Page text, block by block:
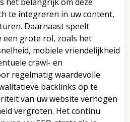
te integreren in uw content,
Daarnaast speelt
een grote rol, zoals het
mobiele vriendelijkheid
crawl- en
regelmatig waardevolle
backlinks op te
van uw website verhogen
vergroten. Het continu